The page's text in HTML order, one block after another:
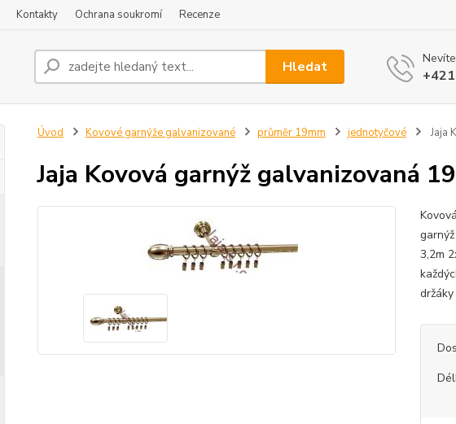
Kontakty Ochrana soukromí Recenze
Hledat
Úvod Kovové garnýže galvanizované průměr 19mm jednotyčové Jaja
Jaja Kovová garnýž galvanizovaná
3,2m